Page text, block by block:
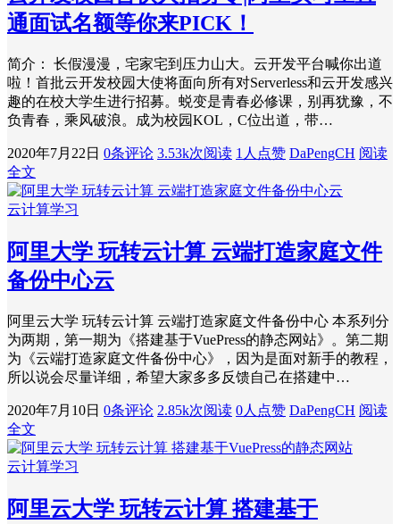
通面试名额等你来PICK！
简介： 长假漫漫，宅家宅到压力山大。云开发平台喊你出道
啦！首批云开发校园大使将面向所有对Serverless和云开发感兴
趣的在校大学生进行招募。蜕变是青春必修课，别再犹豫，不
负青春，乘风破浪。成为校园KOL，C位出道，带…
2020年7月22日 0条评论 3.53k次阅读 1人点赞 DaPengCH 阅读
全文
云计算学习
阿里大学 玩转云计算 云端打造家庭文件
备份中心云
阿里云大学 玩转云计算 云端打造家庭文件备份中心 本系列分
为两期，第一期为《搭建基于VuePress的静态网站》。第二期
为《云端打造家庭文件备份中心》，因为是面对新手的教程，
所以说会尽量详细，希望大家多多反馈自己在搭建中…
2020年7月10日 0条评论 2.85k次阅读 0人点赞 DaPengCH 阅读
全文
云计算学习
阿里云大学 玩转云计算 搭建基于